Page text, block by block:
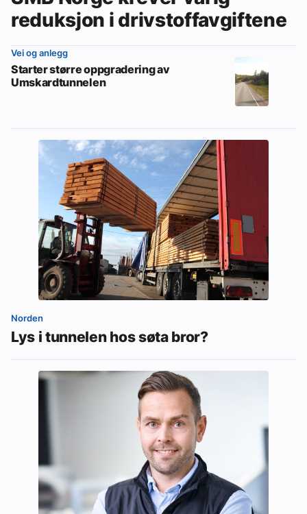
reduksjon i drivstoffavgiftene
Vei og anlegg
Starter større oppgradering av
Umskardtunnelen
Norden
Lys i tunnelen hos søta bror?